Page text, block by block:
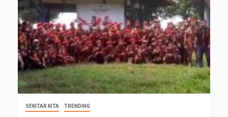
SEKITAR KITA TRENDING